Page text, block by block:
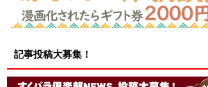
記事投稿大募集！